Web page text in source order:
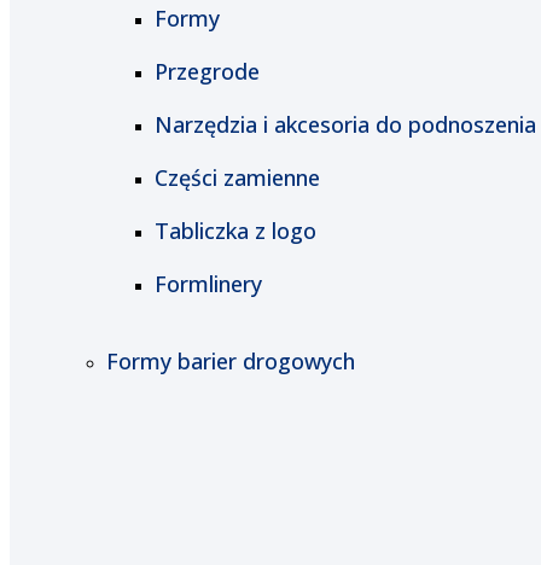
Formy
Przegrode
Narzędzia i akcesoria do podnoszenia
Części zamienne
Tabliczka z logo
Formlinery
Formy barier drogowych